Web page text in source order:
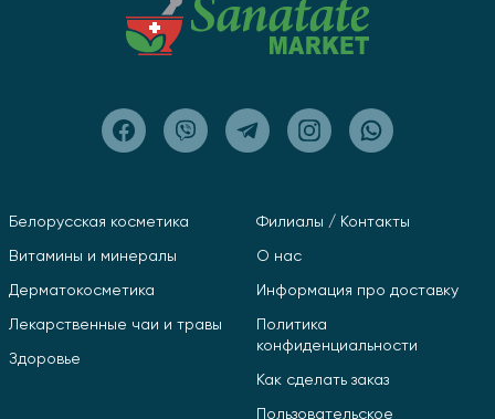
Белорусская косметика
Витамины и минералы
Дерматокосметика
Лекарственные чаи и травы
Здоровье
Филиалы / Контакты
О нас
Информация про доставку
Политика
конфиденциальности
Как сделать заказ
Пользовательское